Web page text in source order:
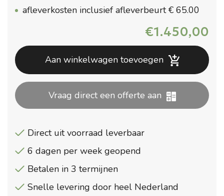
afleverkosten inclusief afleverbeurt € 65.00
€1.450,00
Aan winkelwagen toevoegen
Vraag direct een offerte aan
Direct uit voorraad leverbaar
6 dagen per week geopend
Betalen in 3 termijnen
Snelle levering door heel Nederland